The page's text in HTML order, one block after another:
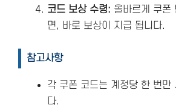
코드 보상 수령: 올바르게 쿠폰
면, 바로 보상이 지급 됩니다.
참고사항
각 쿠폰 코드는 계정당 한 번만
다.